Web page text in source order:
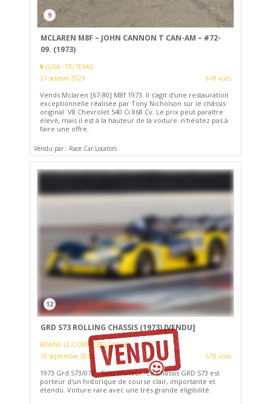
9
MCLAREN M8F – JOHN CANNON T CAN-AM – #72-
09. (1973)
(USA - TX) TEXAS
21 octobre 2023
618 vues
Vends Mclaren [67-80] M8f 1973. Il s'agit d'une restauration
exceptionnelle réalisée par Tony Nicholson sur le châssis
original. V8 Chevrolet 540 Ci 868 Cv. Le prix peut paraître
élevé, mais il est à la hauteur de la voiture. n'hésitez pas à
faire une offre.
Vendu par : Race Car Locators
12
GRD S73 ROLLING CHASSIS (1973)[VENDU]
BRAINE-LE-COMTE (BELGIQUE)
18 septembre 2023
570 vues
1973 Grd S73/073 - Sans moteur. Ce Châssis GRD S73 est
porteur d'un historique de course clair, importante et
étendu. Voiture rare avec une très grande éligibilité.